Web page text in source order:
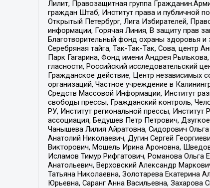
Лилит, Правозащитная группа
граждан Штаб, Институт права и публичной
Открытый Петербург, Лига Избирателей,
информации, Горячая Линия, В защиту прав
Благотворительный фонд охраны здоровья
Серебряная тайга, Так-Так-Так, Сова, центр
Парк Гагарина, Фонд имени Андрея
гласности, Российский исследовательский
Гражданское действие, Центр
организаций, Частное учреждение в
Средств Массовой Информации, Институт
свободы прессы, Гражданский контроль,
РУ, Институт региональной прессы,
ассоциация, Бедушев Петр Петрович,
Чанышева Лилия Айратовна, Сидорович
Анатолий Николаевич, Дугин Сергей
Викторович, Мошель Ирина Ароновна,
Исламов Тимур Рифгатович, Романова Ольга
Анатольевич, Верховский Александр
Татьяна Николаевна, Золотарева Екатерина
Юрьевна, Саранг Анна Васильевна, Захарова